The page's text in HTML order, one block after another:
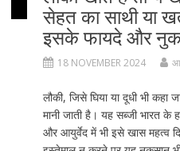
सेहत का साथी या
इसके फायदे और
18 NOVEMBER 2024
लौकी, जिसे घिया या दूधी भी
मानी जाती है। यह सब्जी भारत के
और आयुर्वेद में भी इसे खास महत्व